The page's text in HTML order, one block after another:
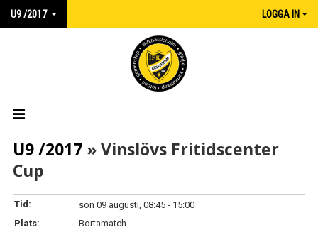
U9 /2017 LOGGA IN
HEM
NYHETER
KALENDER
U9 /2017 » Vinslövs Fritidscenter
Cup
Tid:
sön 09 augusti, 08:45 - 15:00
Plats:
Bortamatch